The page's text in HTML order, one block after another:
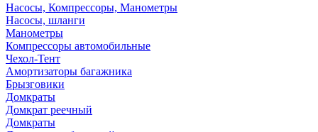
Насосы, Компрессоры, Манометры
Насосы, шланги
Манометры
Компрессоры автомобильные
Чехол-Тент
Амортизаторы багажника
Брызговики
Домкраты
Домкрат реечный
Домкраты